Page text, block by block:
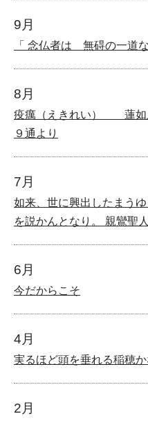
9月
「 念仏者は 無碍の一道
8月
疫癘（えきれい） 蓮如
９通より
7月
如来、世に興出したまう
を説かんとなり。 親鸞聖
6月
今だからこそ
4月
実るほど頭を垂れる稲穂か
2月